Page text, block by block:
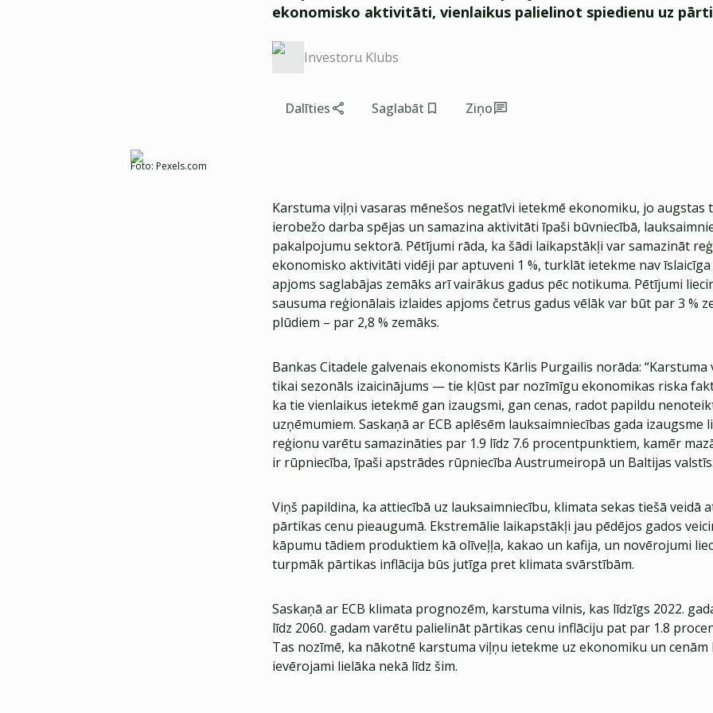
ekonomisko aktivitāti, vienlaikus palielinot spiedienu uz
Investoru Klubs
Dalīties Saglabāt Ziņo
Foto: Pexels.com
Karstuma viļņi vasaras mēnešos negatīvi ietekmē ekonomiku, jo augstas
ierobežo darba spējas un samazina aktivitāti īpaši būvniecībā,
pakalpojumu sektorā. Pētījumi rāda, ka šādi laikapstākļi var samazināt
ekonomisko aktivitāti vidēji par aptuveni 1 %, turklāt ietekme nav
apjoms saglabājas zemāks arī vairākus gadus pēc notikuma. Pētījumi
sausuma reģionālais izlaides apjoms četrus gadus vēlāk var būt par 3 %
plūdiem – par 2,8 % zemāks.
Bankas Citadele galvenais ekonomists Kārlis Purgailis norāda: “Karstuma
tikai sezonāls izaicinājums — tie kļūst par nozīmīgu ekonomikas riska
ka tie vienlaikus ietekmē gan izaugsmi, gan cenas, radot papildu
uzņēmumiem. Saskaņā ar ECB aplēsēm lauksaimniecības gada izaugsme
reģionu varētu samazināties par 1.9 līdz 7.6 procentpunktiem, kamēr
ir rūpniecība, īpaši apstrādes rūpniecība Austrumeiropā un Baltijas
Viņš papildina, ka attiecībā uz lauksaimniecību, klimata sekas tiešā veidā
pārtikas cenu pieaugumā. Ekstremālie laikapstākļi jau pēdējos gados
kāpumu tādiem produktiem kā olīveļļa, kakao un kafija, un novērojumi
turpmāk pārtikas inflācija būs jutīga pret klimata svārstībām.
Saskaņā ar ECB klimata prognozēm, karstuma vilnis, kas līdzīgs 2022.
līdz 2060. gadam varētu palielināt pārtikas cenu inflāciju pat par 1.8
Tas nozīmē, ka nākotnē karstuma viļņu ietekme uz ekonomiku un cenām
ievērojami lielāka nekā līdz šim.